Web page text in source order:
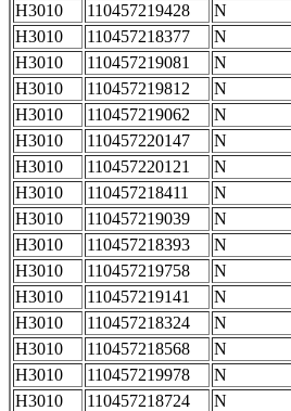
H3010
110457219428
N
H3010
110457218377
N
H3010
110457219081
N
H3010
110457219812
N
H3010
110457219062
N
H3010
110457220147
N
H3010
110457220121
N
H3010
110457218411
N
H3010
110457219039
N
H3010
110457218393
N
H3010
110457219758
N
H3010
110457219141
N
H3010
110457218324
N
H3010
110457218568
N
H3010
110457219978
N
H3010
110457218724
N